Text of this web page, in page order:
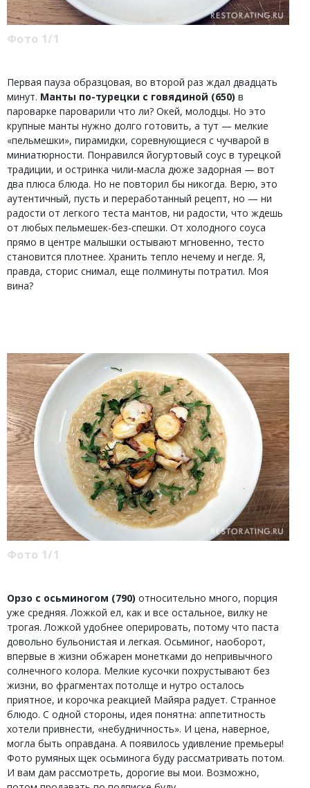
Фото 1/1
Первая пауза образцовая, во второй раз ждал двадцать
минут. Манты по-турецки с говядиной (650) в
пароварке пароварили что ли? Окей, молодцы. Но это
крупные манты нужно долго готовить, а тут — мелкие
«пельмешки», пирамидки, соревнующиеся с чучварой в
миниатюрности. Понравился йогуртовый соус в турецкой
традиции, и остринка чили-масла дюже задорная — вот
два плюса блюда. Но не повторил бы никогда. Верю, это
аутентичный, пусть и переработанный рецепт, но — ни
радости от легкого теста мантов, ни радости, что ждешь
от любых пельмешек-без-спешки. От холодного соуса
прямо в центре малышки остывают мгновенно, тесто
становится плотнее. Хранить тепло нечему и негде. Я,
правда, сторис снимал, еще полминуты потратил. Моя
вина?
Фото 1/1
Орзо с осьминогом (790) относительно много, порция
уже средняя. Ложкой ел, как и все остальное, вилку не
трогая. Ложкой удобнее оперировать, потому что паста
довольно бульонистая и легкая. Осьминог, наоборот,
впервые в жизни обжарен монетками до непривычного
солнечного колора. Мелкие кусочки похрустывают без
жизни, во фрагментах потолще и нутро осталось
приятное, и корочка реакцией Майяра радует. Странное
блюдо. С одной стороны, идея понятна: аппетитность
хотели привнести, «небудничность». И цена, наверное,
могла быть оправдана. А появилось удивление премьеры!
Фото румяных щек осьминога буду рассматривать потом.
И вам дам рассмотреть, дорогие вы мои. Возможно,